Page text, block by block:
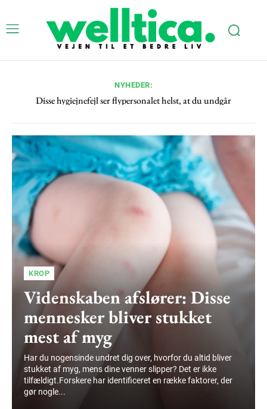
og helse.
NYHEDER:
Disse hygiejnefejl ser flypersonalet helst, at du undgår
KROP
Videnskaben afslører: Disse
mennesker bliver stukket
mest af myg
Har du nogensinde undret dig over, hvorfor du altid bliver
stukket af myg, mens dine venner slipper? Det er ikke
tilfældigt.Forskere har identificeret en række faktorer, der
gør nogle...